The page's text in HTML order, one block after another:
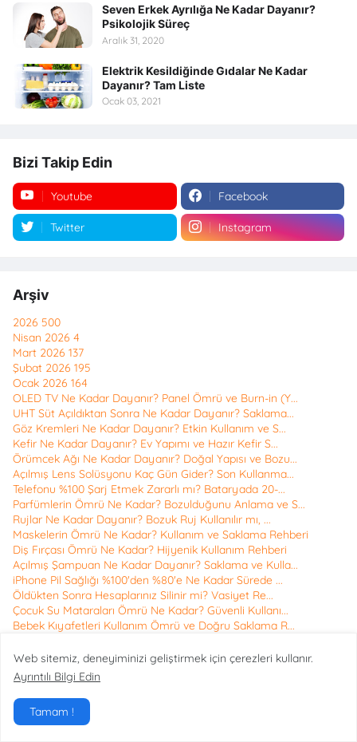
Seven Erkek Ayrılığa Ne Kadar Dayanır?
Psikolojik Süreç
Aralık 31, 2020
Elektrik Kesildiğinde Gıdalar Ne Kadar
Dayanır? Tam Liste
Ocak 03, 2021
Bizi Takip Edin
Youtube Facebook
Twitter Instagram
Arşiv
2026 500
Nisan 2026 4
Mart 2026 137
Şubat 2026 195
Ocak 2026 164
OLED TV Ne Kadar Dayanır? Panel Ömrü ve Burn-in (Y...
UHT Süt Açıldıktan Sonra Ne Kadar Dayanır? Saklama...
Göz Kremleri Ne Kadar Dayanır? Etkin Kullanım ve S...
Kefir Ne Kadar Dayanır? Ev Yapımı ve Hazır Kefir S...
Örümcek Ağı Ne Kadar Dayanır? Doğal Yapısı ve Bozu...
Açılmış Lens Solüsyonu Kaç Gün Gider? Son Kullanma...
Telefonu %100 Şarj Etmek Zararlı mı? Bataryada 20-...
Parfümlerin Ömrü Ne Kadar? Bozulduğunu Anlama ve S...
Rujlar Ne Kadar Dayanır? Bozuk Ruj Kullanılır mı, ...
Maskelerin Ömrü Ne Kadar? Kullanım ve Saklama Rehberi
Diş Fırçası Ömrü Ne Kadar? Hijyenik Kullanım Rehberi
Açılmış Şampuan Ne Kadar Dayanır? Saklama ve Kulla...
iPhone Pil Sağlığı %100'den %80'e Ne Kadar Sürede ...
Öldükten Sonra Hesaplarınız Silinir mi? Vasiyet Re...
Çocuk Su Mataraları Ömrü Ne Kadar? Güvenli Kullanı...
Bebek Kıyafetleri Kullanım Ömrü ve Doğru Saklama R...
Bulaşık Makinesi Kapağı Açılmalı mı? İşte Doğrusu
Side Antik Tiyatrosu Yıkılır mı? 1800 Yıllık Roma ...
Ruj Etkisi: Ekonomik Krizde Neden Hala Pahalı Harc...
Bebek Biberonu Kullanım Ömrü: Ne Zaman Değişmeli?
Bebek Emziği Raf Ömrü: Hangi Durumlarda Atılmalı?
Web sitemiz, deneyiminizi geliştirmek için çerezleri kullanır.
Ayrıntılı Bilgi Edin
Tamam !